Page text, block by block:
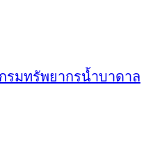
รมทรัพยากรน้ำบาดาล